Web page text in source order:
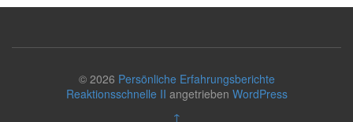
© 2026 Persönliche Erfahrungsberichte
Reaktionsschnelle II angetrieben WordPress
↑